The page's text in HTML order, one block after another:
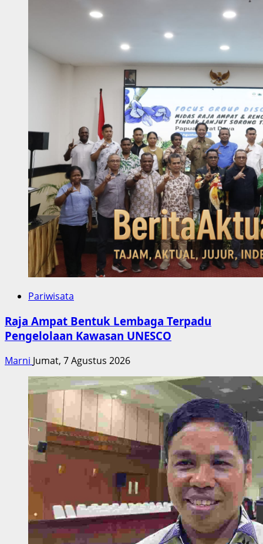
Pariwisata
Raja Ampat Bentuk Lembaga Terpadu
Pengelolaan Kawasan UNESCO
Marni Jumat, 7 Agustus 2026